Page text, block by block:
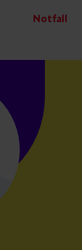
Notfall